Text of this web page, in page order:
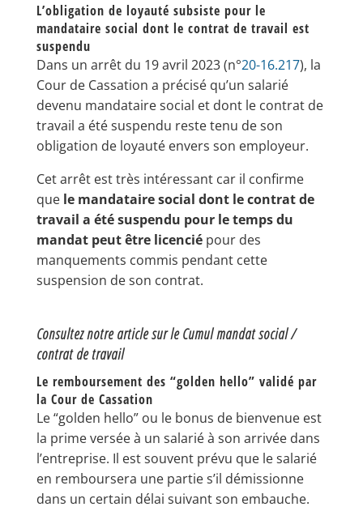
L’obligation de loyauté subsiste pour le
mandataire social dont le contrat de travail est
suspendu
Dans un arrêt du 19 avril 2023 (n°20-16.217), la
Cour de Cassation a précisé qu’un salarié
devenu mandataire social et dont le contrat de
travail a été suspendu reste tenu de son
obligation de loyauté envers son employeur.
Cet arrêt est très intéressant car il confirme
que le mandataire social dont le contrat de
travail a été suspendu pour le temps du
mandat peut être licenciépour des
manquements commis pendant cette
suspension de son contrat.
Consultez notre article sur le Cumul mandat social /
contrat de travail
Le remboursement des “golden hello” validé par
la Cour de Cassation
Le “golden hello” ou le bonus de bienvenue est
la prime versée à un salarié à son arrivée dans
l’entreprise. Il est souvent prévu que le salarié
en remboursera une partie s’il démissionne
dans un certain délai suivant son embauche.